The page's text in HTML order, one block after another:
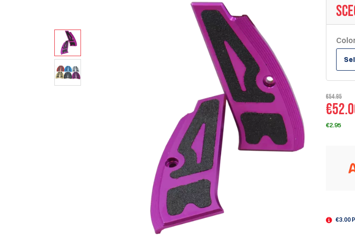
€54.95
€
€2.95
€3.00